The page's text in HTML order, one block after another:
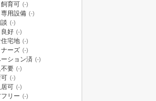
育可 (-)
用設備 (-)
(-)
好 (-)
宅地 (-)
ーズ (-)
ーション済 (-)
要 (-)
(-)
居可 (-)
リー (-)